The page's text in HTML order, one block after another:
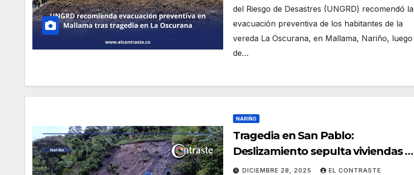
del Riesgo de Desastres (UNGRD) recomendó la
evacuación preventiva de los habitantes de la
vereda La Oscurana, en Mallama, Nariño, luego
de…
NARIÑO
Tragedia en San Pablo:
Deslizamiento sepulta viviendas y
deja dos muertos, incluido un niño
DICIEMBRE 28, 2025 EL CONTRASTE